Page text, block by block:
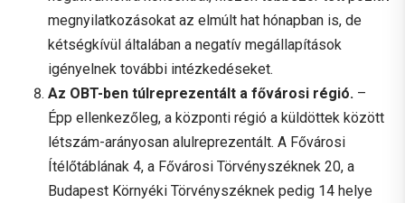
megnyilatkozásokat az elmúlt hat hónapban is, de
kétségkívül általában a negatív megállapítások
igényelnek további intézkedéseket.
Az OBT-ben túlreprezentált a fővárosi régió. –
Épp ellenkezőleg, a központi régió a küldöttek között
létszám-arányosan alulreprezentált. A Fővárosi
Ítélőtáblának 4, a Fővárosi Törvényszéknek 20, a
Budapest Környéki Törvényszéknek pedig 14 helye